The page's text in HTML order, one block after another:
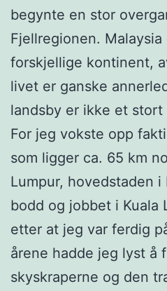
begynte en stor
Fjellregionen.
forskjellige kontinent,
livet er ganske
landsby er ikke et stort
For jeg vokste opp
som ligger ca. 65 km
Lumpur, hovedstaden i
bodd og jobbet i Kuala
etter at jeg var ferdig
årene hadde jeg lyst å
skyskraperne og den